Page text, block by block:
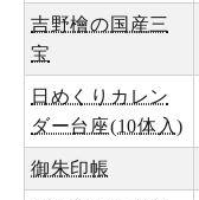
吉野檜の国産三
宝
日めくりカレン
ダー台座(10体入)
御朱印帳